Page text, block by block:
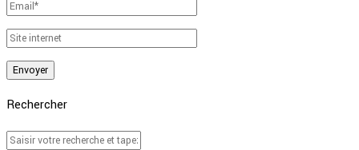
Rechercher